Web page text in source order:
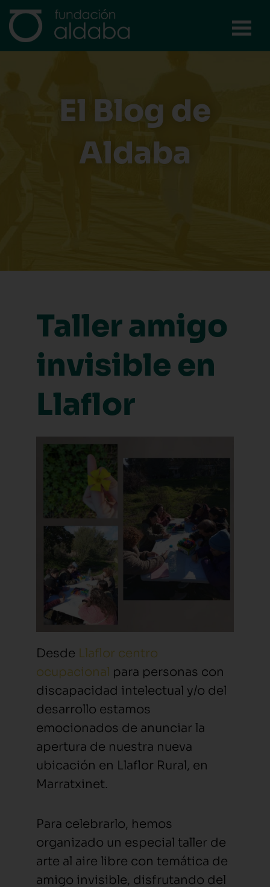
contenido
El Blog de
Aldaba
Taller amigo
invisible en
Llaflor
Desde Llaflor centro
ocupacional para personas con
discapacidad intelectual y/o del
desarrollo estamos
emocionados de anunciar la
apertura de nuestra nueva
ubicación en Llaflor Rural, en
Marratxinet.
Para celebrarlo, hemos
organizado un especial taller de
arte al aire libre con temática de
amigo invisible, disfrutando del